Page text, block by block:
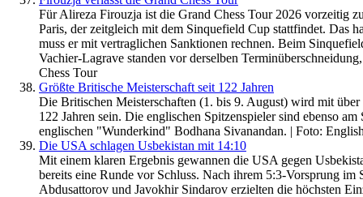
Für Alireza Firouzja ist die Grand Chess Tour 2026 vorzeitig
Paris, der zeitgleich mit dem Sinquefield Cup stattfindet. Das
muss er mit vertraglichen Sanktionen rechnen. Beim
Vachier-Lagrave standen vor derselben
Chess Tour
Größte Britische Meisterschaft seit 122 Jahren
Die Britischen Meisterschaften (1. bis 9. August) wird mit
122 Jahren sein. Die englischen Spitzenspieler sind ebenso
englischen "Wunderkind" Bodhana Sivanandan. | Foto:
Die USA schlagen Usbekistan mit 14:10
Mit einem klaren Ergebnis gewannen die USA gegen
bereits eine Runde vor Schluss. Nach ihrem 5:3-Vorsprung
Abdusattorov und Javokhir Sindarov erzielten die höchsten